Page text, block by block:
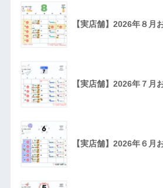
【実店舗】2026年８月
【実店舗】2026年７月
【実店舗】2026年６月